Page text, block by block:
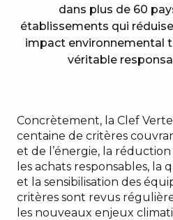
dans plus de 60
établissements qui
impact environnemental
véritable
Concrètement, la Clef
centaine de critères
et de l’énergie, la
les achats responsables, la
et la sensibilisation des
critères sont revus
les nouveaux enjeux